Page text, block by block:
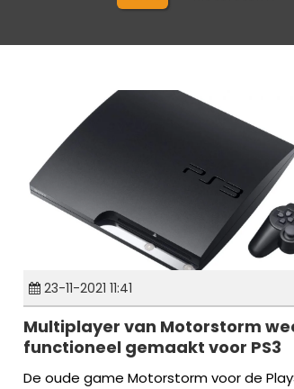
23-11-2021 11:41
Multiplayer van Motorstorm
functioneel gemaakt voor PS3
De oude game Motorstorm voor de